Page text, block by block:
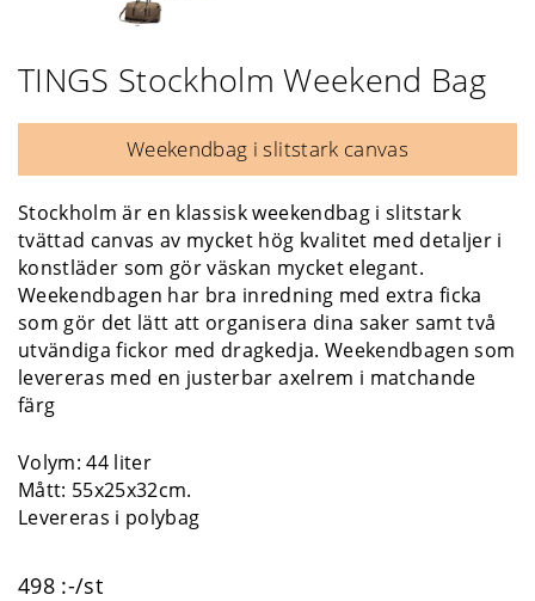
TINGS Stockholm Weekend Bag
Weekendbag i slitstark canvas
Stockholm är en klassisk weekendbag i slitstark
tvättad canvas av mycket hög kvalitet med detaljer i
konstläder som gör väskan mycket elegant.
Weekendbagen har bra inredning med extra ficka
som gör det lätt att organisera dina saker samt två
utvändiga fickor med dragkedja. Weekendbagen som
levereras med en justerbar axelrem i matchande
färg
Volym: 44 liter
Mått: 55x25x32cm.
Levereras i polybag
498 :-/st